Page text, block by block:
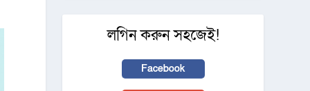
লগিন করুন সহজেই!
Facebook